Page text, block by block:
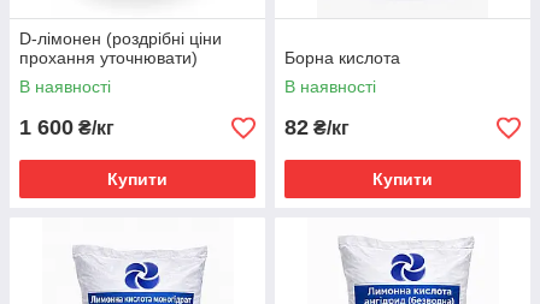
D-лімонен (роздрібні ціни
прохання уточнювати)
В наявності
1 600 ₴/кг
Купити
Борна кислота
В наявності
82 ₴/кг
Купити